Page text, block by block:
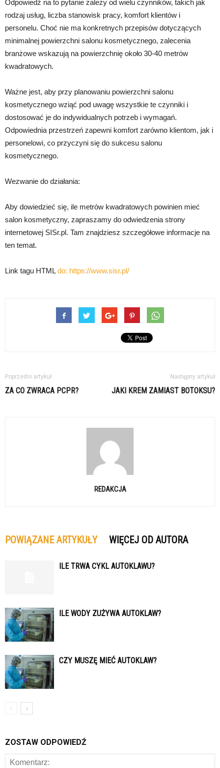
Odpowiedź na to pytanie zależy od wielu czynników, takich jak
rodzaj usług, liczba stanowisk pracy, komfort klientów i
personelu. Choć nie ma konkretnych przepisów dotyczących
minimalnej powierzchni salonu kosmetycznego, zalecenia
branżowe wskazują na powierzchnię około 30-40 metrów
kwadratowych.
Ważne jest, aby przy planowaniu powierzchni salonu
kosmetycznego wziąć pod uwagę wszystkie te czynniki i
dostosować je do indywidualnych potrzeb i wymagań.
Odpowiednia przestrzeń zapewni komfort zarówno klientom, jak i
personelowi, co przyczyni się do sukcesu salonu
kosmetycznego.
Wezwanie do działania:
Aby dowiedzieć się, ile metrów kwadratowych powinien mieć
salon kosmetyczny, zapraszamy do odwiedzenia strony
internetowej SISr.pl. Tam znajdziesz szczegółowe informacje na
ten temat.
Link tagu HTMLdo: https://www.sisr.pl/
Poprzedni artykuł
ZA CO ZWRACA PCPR?
Następny artykuł
JAKI KREM ZAMIAST BOTOKSU?
REDAKCJA
POWIĄZANE ARTYKUŁY WIĘCEJ OD AUTORA
ILE TRWA CYKL AUTOKLAWU?
ILE WODY ZUŻYWA AUTOKLAW?
CZY MUSZĘ MIEĆ AUTOKLAW?
ZOSTAW ODPOWIEDŹ